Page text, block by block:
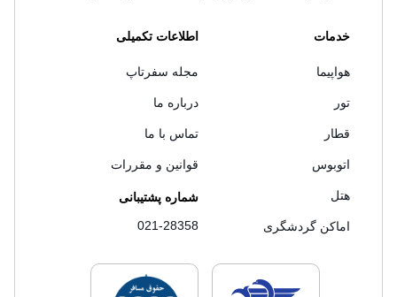
خدمات
هواپیما
تور
قطار
اتوبوس
هتل
اماکن گردشگری
اطلاعات تکمیلی
مجله سفرتاپ
درباره ما
تماس با ما
قوانین و مقررات
شماره پشتیبانی
021-28358
لایسنس های فروش سفرتاپلایسنس های